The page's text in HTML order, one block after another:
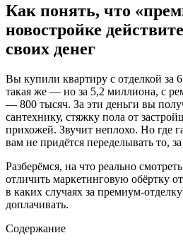
Как понять, что
новостройке
своих денег
Вы купили квартиру с отделкой за
такая же — но за 5,2 миллиона, с
— 800 тысяч. За эти деньги вы
сантехнику, стяжку пола от
прихожей. Звучит неплохо. Но где
вам не придётся переделывать то,
Разберёмся, на что реально
отличить маркетинговую обёртку
в каких случаях за премиум-
доплачивать.
Содержание